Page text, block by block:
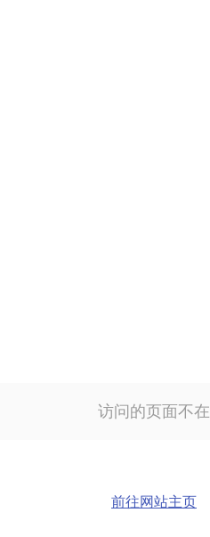
访问的页面不在
前往网站主页